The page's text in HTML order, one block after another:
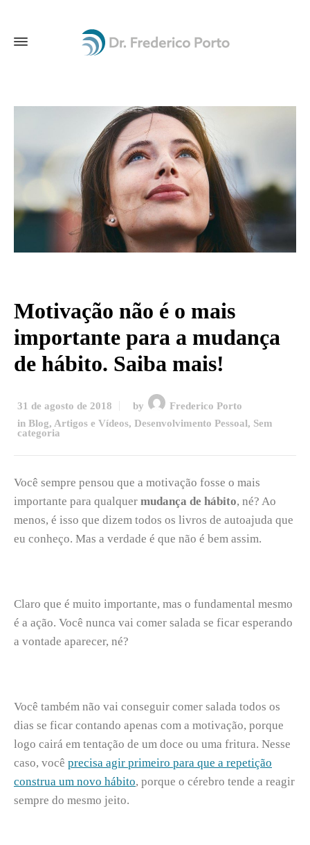
Motivação não é o mais
importante para a mudança
de hábito. Saiba mais!
31 de agosto de 2018 by
Frederico Porto
in Blog, Artigos e Vídeos, Desenvolvimento Pessoal, Sem
categoria
Você sempre pensou que a motivação fosse o mais
importante para qualquer mudança de hábito, né? Ao
menos, é isso que dizem todos os livros de autoajuda que
eu conheço. Mas a verdade é que não é bem assim.
Claro que é muito importante, mas o fundamental mesmo
é a ação. Você nunca vai comer salada se ficar esperando
a vontade aparecer, né?
Você também não vai conseguir comer salada todos os
dias se ficar contando apenas com a motivação, porque
logo cairá em tentação de um doce ou uma fritura. Nesse
caso, você precisa agir primeiro para que a repetição
construa um novo hábito, porque o cérebro tende a reagir
sempre do mesmo jeito.